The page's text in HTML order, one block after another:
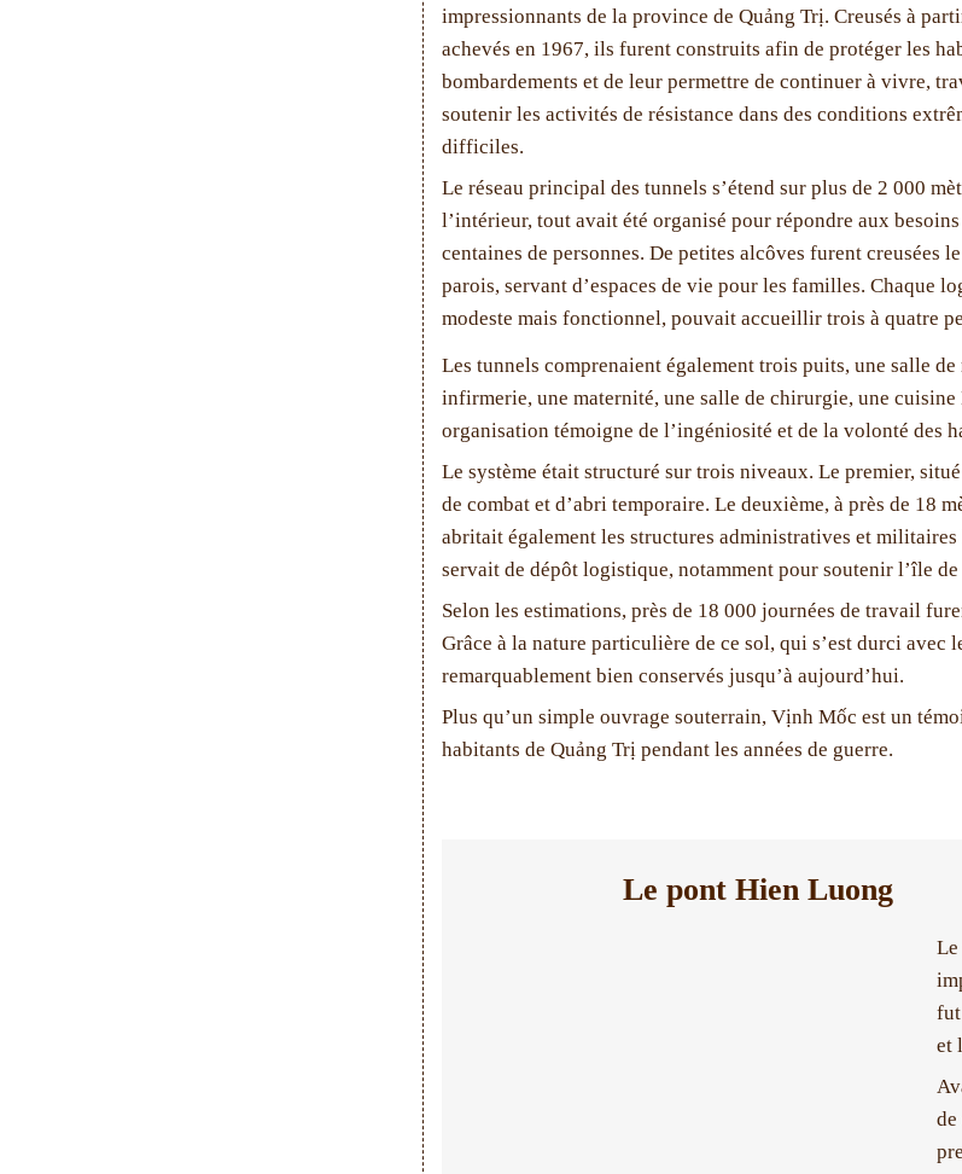
impressionnants de la province de Quảng Trị. Creusés à
achevés en 1967, ils furent construits afin de protéger les
bombardements et de leur permettre de continuer à vivre,
soutenir les activités de résistance dans des conditions
difficiles.
Le réseau principal des tunnels s’étend sur plus de 2 000
l’intérieur, tout avait été organisé pour répondre aux
centaines de personnes. De petites alcôves furent creusées
parois, servant d’espaces de vie pour les familles. Chaque
modeste mais fonctionnel, pouvait accueillir trois à quatre
Les tunnels comprenaient également trois puits, une salle
infirmerie, une maternité, une salle de chirurgie, une
organisation témoigne de l’ingéniosité et de la volonté des
Le système était structuré sur trois niveaux. Le premier,
de combat et d’abri temporaire. Le deuxième, à près de 18
abritait également les structures administratives et
servait de dépôt logistique, notamment pour soutenir l’île
Selon les estimations, près de 18 000 journées de travail
Grâce à la nature particulière de ce sol, qui s’est durci
remarquablement bien conservés jusqu’à aujourd’hui.
Plus qu’un simple ouvrage souterrain, Vịnh Mốc est un
habitants de Quảng Trị pendant les années de guerre.
Le pont Hien Luong
Le
et
de